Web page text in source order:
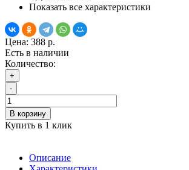
Показать все характеристики
Цена: 388 р.
Есть в наличии
Количество:
+
-
В корзину
Купить в 1 клик
Описание